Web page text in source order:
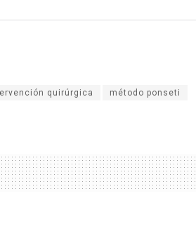
quirúrgica método ponseti